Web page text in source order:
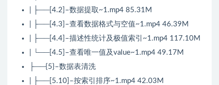
| ├──[4.2]–数据提取~1.mp4 85.31M
| ├──[4.3]–查看数据格式与空值~1.mp4 46.39M
| ├──[4.4]–描述性统计及极值索引~1.mp4 117.10M
| └──[4.5]–查看唯一值及value~1.mp4 49.17M
├──{5}–数据表清洗
| ├──[5.10]–按索引排序~1.mp4 42.03M